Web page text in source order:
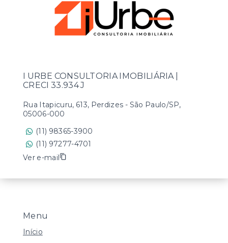
Menu
Início
I URBE CONSULTORIA IMOBILIÁRIA |
CRECI 33.934 J
Rua Itapicuru, 613, Perdizes - São Paulo/SP,
05006-000
(11) 98365-3900
(11) 97277-4701
Ver e-mail